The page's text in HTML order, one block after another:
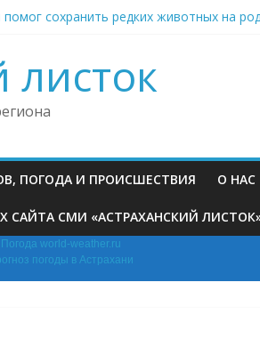
сохранить редких животных на
для домашних питомцев
ввели особый режим из‑за трещин в
листок
ПОГОДА И ПРОИСШЕСТВИЯ О НАС
СМИ «АСТРАХАНСКИЙ ЛИСТОК»
Погода world-weather.ru
погоды в Астрахани